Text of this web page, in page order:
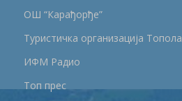
ОШ “Карађорђе”
Туристичка организација Топола
ИФМ Радио
Топ прес